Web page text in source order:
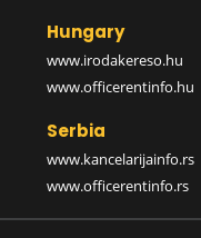
Hungary
www.irodakereso.hu
www.officerentinfo.hu
Serbia
www.kancelarijainfo.rs
www.officerentinfo.rs